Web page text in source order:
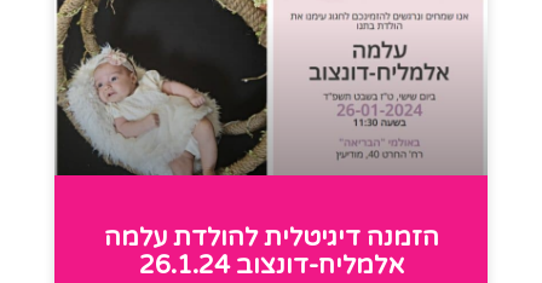
הזמנה דיגיטלית להולדת עלמה
אלמליח-דונצוב 26.1.24